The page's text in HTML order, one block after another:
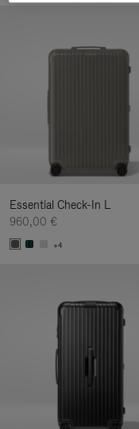
Essential Check-In L
960,00 €
+4